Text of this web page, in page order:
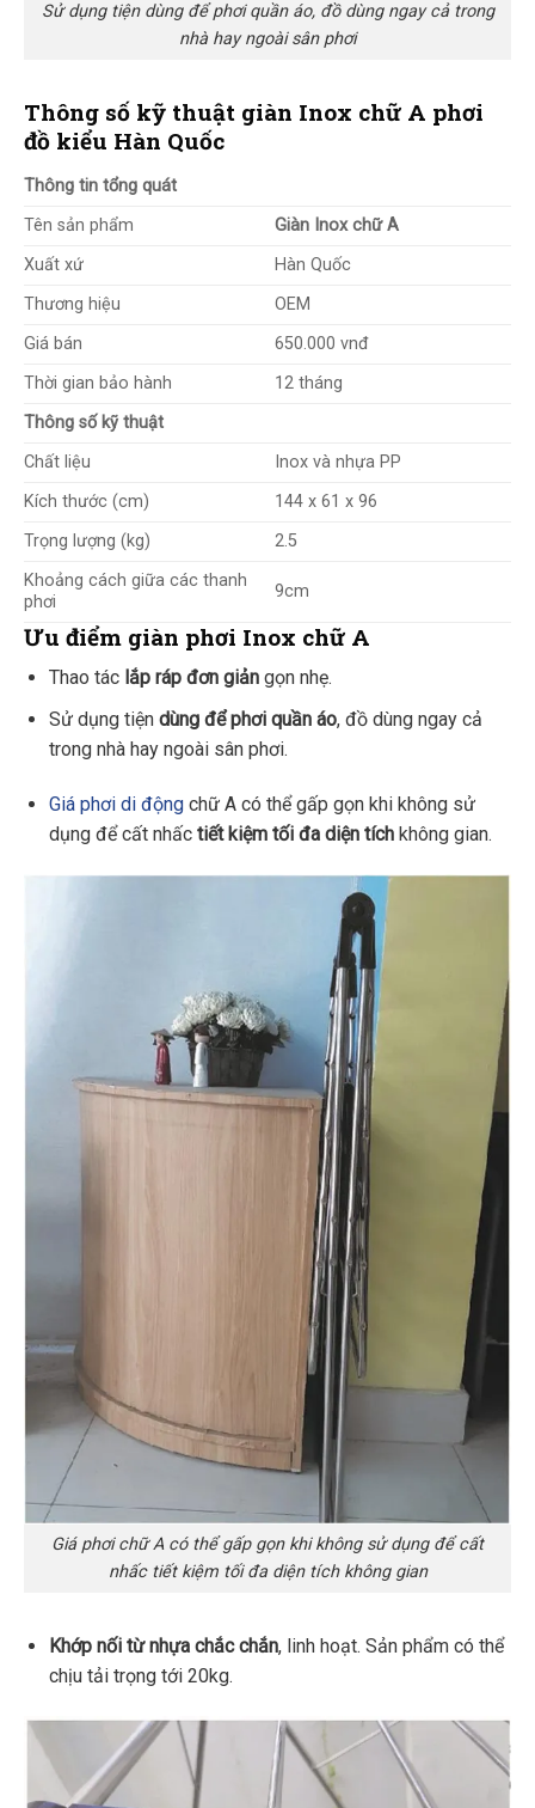
Sử dụng tiện dùng để phơi quần áo, đồ dùng ngay cả trong
nhà hay ngoài sân phơi
Thông số kỹ thuật giàn Inox chữ A phơi
đồ kiểu Hàn Quốc
Thông tin tổng quát
Tên sản phẩm
Giàn Inox chữ A
Xuất xứ
Hàn Quốc
Thương hiệu
OEM
Giá bán
650.000 vnđ
Thời gian bảo hành
12 tháng
Thông số kỹ thuật
Chất liệu
Inox và nhựa PP
Kích thước (cm)
144 x 61 x 96
Trọng lượng (kg)
2.5
Khoảng cách giữa các thanh
phơi
9cm
Ưu điểm giàn phơi Inox chữ A
Thao táclắp ráp đơn giảngọn nhẹ.
Sử dụng tiện dùng để phơi quần áo, đồ dùng ngay cả
trong nhà hay ngoài sân phơi.
Giá phơi di độngchữ A có thể gấp gọn khi không sử
dụng để cất nhấc tiết kiệm tối đa diện tíchkhông gian.
Giá phơi chữ A có thể gấp gọn khi không sử dụng để cất
nhấc tiết kiệm tối đa diện tích không gian
Khớp nối từ nhựa chắc chắn, linh hoạt. Sản phẩm có thể
chịu tải trọng tới 20kg.